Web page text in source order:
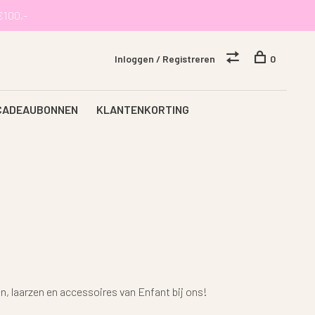
KLANTENKORTING
Inloggen / Registreren 0
laarzen en accessoires van Enfant bij ons!